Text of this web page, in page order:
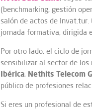
(benchmarking, gestión
salón de actos de Invat.tur.
jornada formativa, dirigida
Por otro lado, el ciclo de
sensibilizar al sector de
Ibérica, Nethits Telecom
público de profesiones
Si eres un profesional de